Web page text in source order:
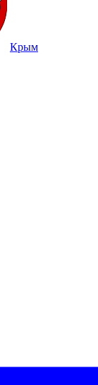
Крым